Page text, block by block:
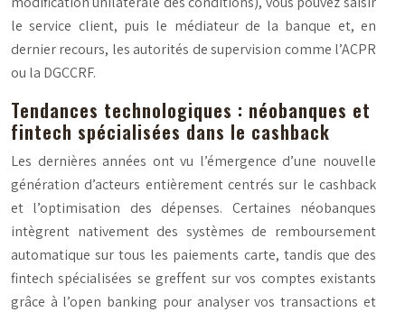
le service client, puis le médiateur de la banque et, en
dernier recours, les autorités de supervision comme l’ACPR
ou la DGCCRF.
Tendances technologiques : néobanques et
fintech spécialisées dans le cashback
Les dernières années ont vu l’émergence d’une nouvelle
génération d’acteurs entièrement centrés sur le cashback
et l’optimisation des dépenses. Certaines néobanques
intègrent nativement des systèmes de remboursement
automatique sur tous les paiements carte, tandis que des
fintech spécialisées se greffent sur vos comptes existants
grâce à l’open banking pour analyser vos transactions et